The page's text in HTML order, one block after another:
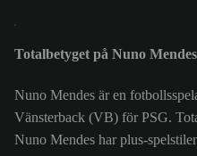
Totalbetyget på Nuno
Nuno Mendes är en
Vänsterback (VB) för PSG.
Nuno Mendes har plus-